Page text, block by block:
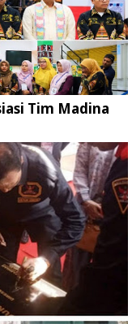
Tim Madina